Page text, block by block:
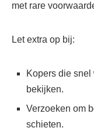
met rare
Let extra op bij:
Kopers die
bekijken.
Verzoeken om
schieten.